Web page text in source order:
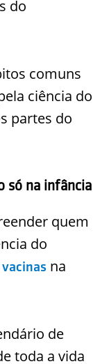
do
comuns
ciência do
partes do
só na infância
quem
do
na
de
toda a vida